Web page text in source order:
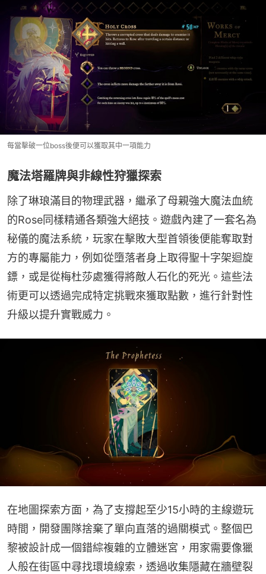
每當擊破一位boss後便可以獲取其中一項能力
魔法塔羅牌與非線性狩獵探索
除了琳琅滿目的物理武器，繼承了母親強大魔法血統
的Rose同樣精通各類強大絕技。遊戲內建了一套名為
秘儀的魔法系統，玩家在擊敗大型首領後便能奪取對
方的專屬能力，例如從墮落者身上取得聖十字架迴旋
鏢，或是從梅杜莎處獲得將敵人石化的死光。這些法
術更可以透過完成特定挑戰來獲取點數，進行針對性
升級以提升實戰威力。
在地圖探索方面，為了支撐起至少15小時的主線遊玩
時間，開發團隊捨棄了單向直落的過關模式。整個巴
黎被設計成一個錯綜複雜的立體迷宮，用家需要像獵
人般在街區中尋找環境線索，透過收集隱藏在牆壁裂